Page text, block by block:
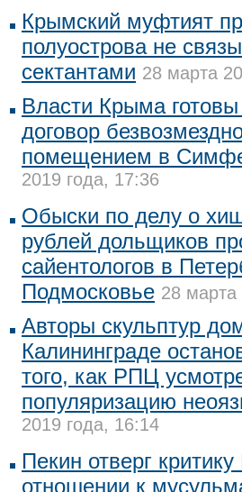
Крымский муфтият
полуострова не
сектантами 28 марта
Власти Крыма
договор
помещением в
2019 года, 17:36
Обыски по делу о
рублей дольщиков
сайентологов в
Подмосковье 28 марта
Авторы скульптур
Калининграде
того, как РПЦ
популяризацию
2019 года, 16:14
Пекин отверг
отношении к